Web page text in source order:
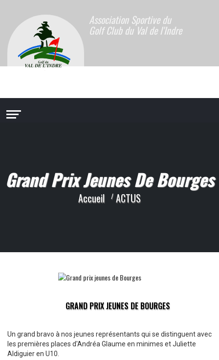
Association Sportive du
Golf Club du Val de l'Indre
Grand Prix Jeunes De Bourges
Accueil ACTUS
GRAND PRIX JEUNES DE BOURGES
Un grand bravo à nos jeunes représentants qui se distinguent avec
les premières places d'Andréa Glaume en minimes et Juliette
Aldiguier en U10.